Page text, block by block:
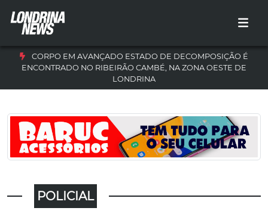
CORPO EM AVANÇADO ESTADO DE DECOMPOSIÇÃO É
ENCONTRADO NO RIBEIRÃO CAMBÉ, NA ZONA OESTE DE
LONDRINA
POLICIAL